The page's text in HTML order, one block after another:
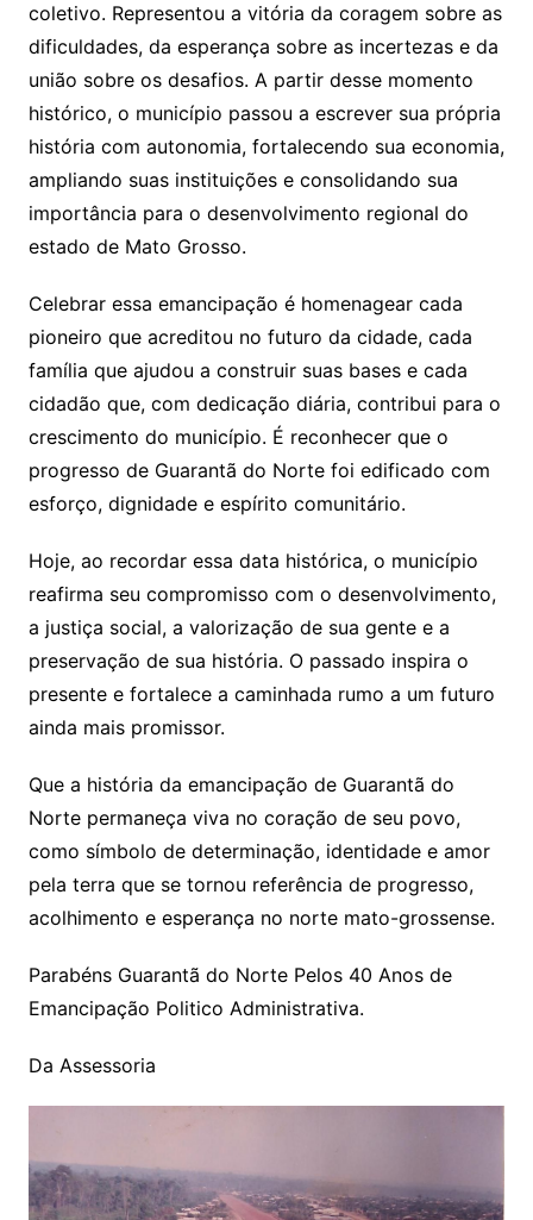
coletivo. Representou a vitória da coragem sobre as
dificuldades, da esperança sobre as incertezas e da
união sobre os desafios. A partir desse momento
histórico, o município passou a escrever sua própria
história com autonomia, fortalecendo sua economia,
ampliando suas instituições e consolidando sua
importância para o desenvolvimento regional do
estado de Mato Grosso.
Celebrar essa emancipação é homenagear cada
pioneiro que acreditou no futuro da cidade, cada
família que ajudou a construir suas bases e cada
cidadão que, com dedicação diária, contribui para o
crescimento do município. É reconhecer que o
progresso de Guarantã do Norte foi edificado com
esforço, dignidade e espírito comunitário.
Hoje, ao recordar essa data histórica, o município
reafirma seu compromisso com o desenvolvimento,
a justiça social, a valorização de sua gente e a
preservação de sua história. O passado inspira o
presente e fortalece a caminhada rumo a um futuro
ainda mais promissor.
Que a história da emancipação de Guarantã do
Norte permaneça viva no coração de seu povo,
como símbolo de determinação, identidade e amor
pela terra que se tornou referência de progresso,
acolhimento e esperança no norte mato-grossense.
Parabéns Guarantã do Norte Pelos 40 Anos de
Emancipação Politico Administrativa.
Da Assessoria